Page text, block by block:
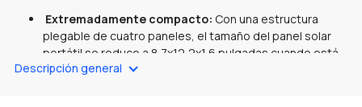
Extremadamente compacto: Con una estructura
plegable de cuatro paneles, el tamaño del panel solar
portátil se reduce a 8,7x12,2x1,6 pulgadas cuando está
plegado. Delgado como un libro, y cabe en cualquier
Descripción general